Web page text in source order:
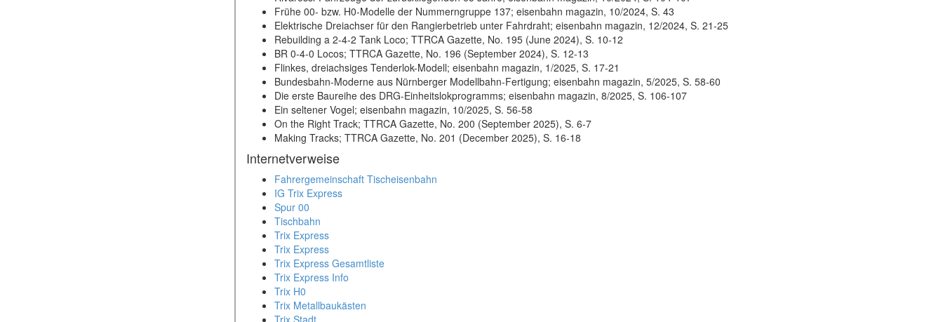
Frühe 00- bzw. H0-Modelle der Nummerngruppe 137; eisenbahn magazin, 10/2024, S. 43
Elektrische Dreiachser für den Rangierbetrieb unter Fahrdraht; eisenbahn magazin, 12/2024, S. 21-25
Rebuilding a 2-4-2 Tank Loco; TTRCA Gazette, No. 195 (June 2024), S. 10-12
BR 0-4-0 Locos; TTRCA Gazette, No. 196 (September 2024), S. 12-13
Flinkes, dreiachsiges Tenderlok-Modell; eisenbahn magazin, 1/2025, S. 17-21
Bundesbahn-Moderne aus Nürnberger Modellbahn-Fertigung; eisenbahn magazin, 5/2025, S. 58-60
Die erste Baureihe des DRG-Einheitslokprogramms; eisenbahn magazin, 8/2025, S. 106-107
Ein seltener Vogel; eisenbahn magazin, 10/2025, S. 56-58
On the Right Track; TTRCA Gazette, No. 200 (September 2025), S. 6-7
Making Tracks; TTRCA Gazette, No. 201 (December 2025), S. 16-18
Internetverweise
Fahrergemeinschaft Tischeisenbahn
IG Trix Express
Spur 00
Tischbahn
Trix Express
Trix Express
Trix Express Gesamtliste
Trix Express Info
Trix H0
Trix Metallbaukästen
Trix Stadt